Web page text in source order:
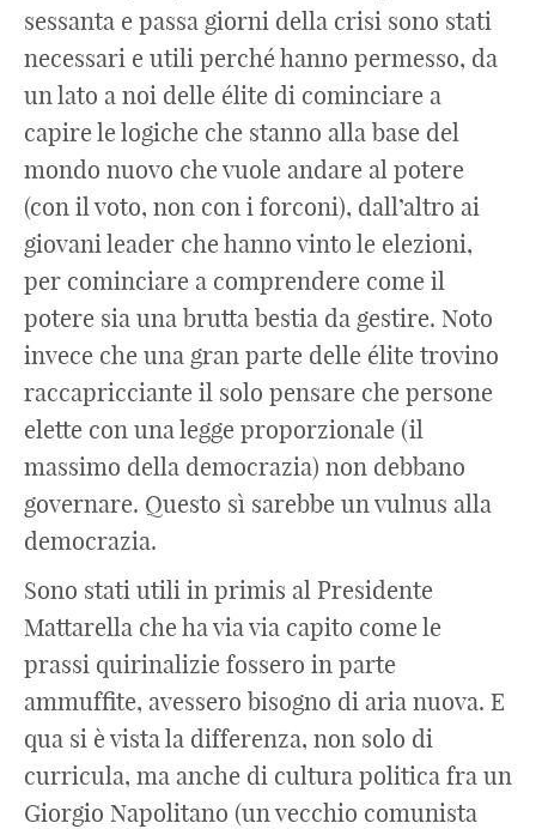
sessanta e passa giorni della crisi sono stati
necessari e utili perché hanno permesso, da
un lato a noi delle élite di cominciare a
capire le logiche che stanno alla base del
mondo nuovo che vuole andare al potere
(con il voto, non con i forconi), dall’altro ai
giovani leader che hanno vinto le elezioni,
per cominciare a comprendere come il
potere sia una brutta bestia da gestire. Noto
invece che una gran parte delle élite trovino
raccapricciante il solo pensare che persone
elette con una legge proporzionale (il
massimo della democrazia) non debbano
governare. Questo sì sarebbe un vulnus alla
democrazia.
Sono stati utili in primis al Presidente
Mattarella che ha via via capito come le
prassi quirinalizie fossero in parte
ammuffite, avessero bisogno di aria nuova. E
qua si è vista la differenza, non solo di
curricula, ma anche di cultura politica fra un
Giorgio Napolitano (un vecchio comunista